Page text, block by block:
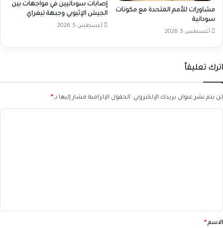
مشاورات للأمم المتحدة مع مكونات
سودانية
أغسطس 5, 2026
إصابات سودانيين في مواجهات بين
الجيش الإثيوبي وجبهة تيغراي
أغسطس 5, 2026
اترك تعليقاً
لن يتم نشر عنوان بريدك الإلكتروني. الحقول الإلزامية مشار إليها بـ *
*الاسم *